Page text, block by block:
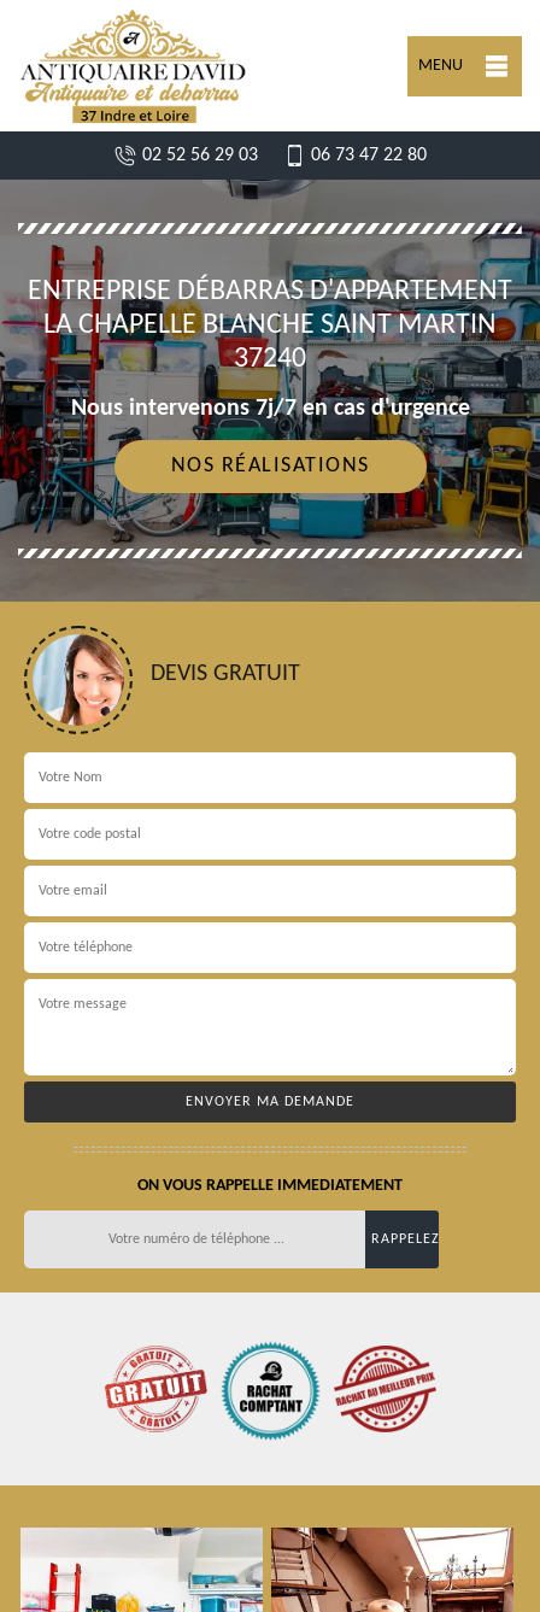
MENU
02 52 56 29 03 06 73 47 22 80
ENTREPRISE DÉBARRAS D'APPARTEMENT
LA CHAPELLE BLANCHE SAINT MARTIN
37240
Nous intervenons 7j/7 en cas d'urgence
NOS RÉALISATIONS
DEVIS GRATUIT
ON VOUS RAPPELLE IMMEDIATEMENT